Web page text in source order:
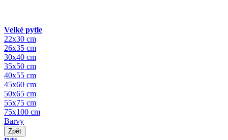
Velké pytle
22x30 cm
26x35 cm
30x40 cm
35x50 cm
40x55 cm
45x60 cm
50x65 cm
55x75 cm
75x100 cm
Barvy
Zpět